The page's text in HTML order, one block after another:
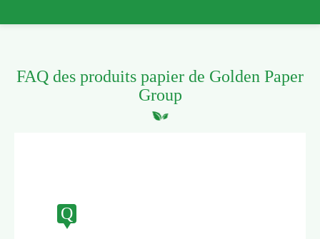
FAQ des produits papier de Golden Paper
Group
Q